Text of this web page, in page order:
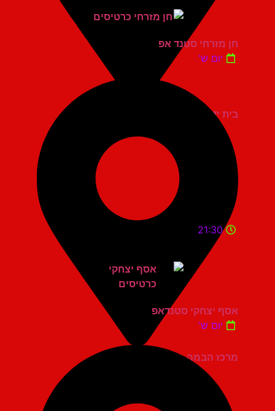
בית יד לבנים אשדוד
חן מזרחי סטנד אפ
יום ש'
מרכז הבמה גני תקווה
21:30
אסף יצחקי סטנדאפ
יום ש'